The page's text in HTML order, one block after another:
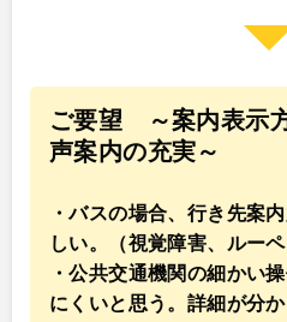
ご要望 ～案内表示
声案内の充実～
・バスの場合、行き先案
しい。（視覚障害、ルーペ
・公共交通機関の細かい
にくいと思う。詳細が分